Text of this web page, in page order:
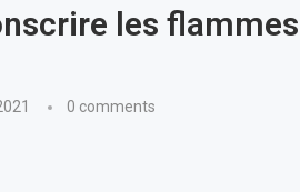
les flammes
0 comments